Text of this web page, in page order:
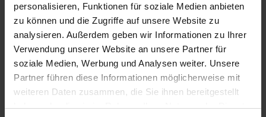
personalisieren, Funktionen für soziale Medien anbieten
zu können und die Zugriffe auf unsere Website zu
analysieren. Außerdem geben wir Informationen zu Ihrer
Verwendung unserer Website an unsere Partner für
soziale Medien, Werbung und Analysen weiter. Unsere
Partner führen diese Informationen möglicherweise mit
weiteren Daten zusammen, die Sie ihnen bereitgestellt
haben oder die sie im Rahmen Ihrer Nutzung der Dienste
Add to shopping cart
Remember Comment
part no.: 6131414
Description